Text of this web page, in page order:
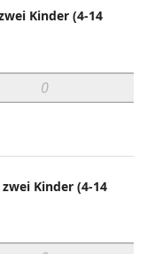
Kinder (4-14
Kinder (4-14